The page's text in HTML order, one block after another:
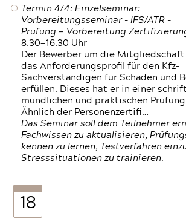
Termin 4/4: Einzelseminar:
Vorbereitungsseminar - IFS/ATR -
Prüfung — Vorbereitung
8.30—16.30 Uhr
Der Bewerber um die Mitgliedschaft
das Anforderungsprofil für den Kfz-
Sachverständigen für Schäden und
erfüllen. Dieses hat er in einer
mündlichen und praktischen Prüfung
Ähnlich der Personenzertifi…
Das Seminar soll dem Teilnehmer
Fachwissen zu aktualisieren,
kennen zu lernen, Testverfahren
Stresssituationen zu trainieren.
18